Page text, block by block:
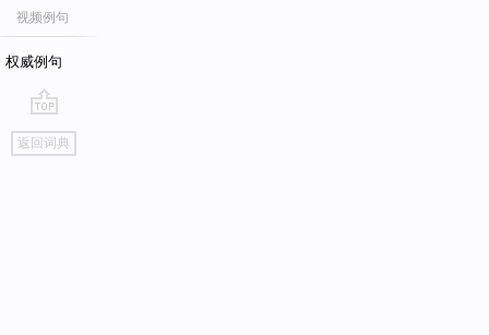
视频例句
权威例句
go
top
返回词典